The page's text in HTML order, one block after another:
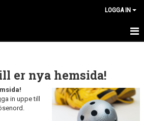
LOGGA IN
er nya hemsida!
in uppe till